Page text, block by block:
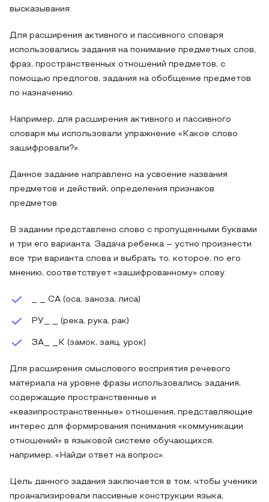
высказывания:
Для расширения активного и пассивного словаря
использовались задания на понимание предметных слов,
фраз, пространственных отношений предметов, с
помощью предлогов, задания на обобщение предметов
по назначению.
Например, для расширения активного и пассивного
словаря мы использовали упражнение «Какое слово
зашифровали?».
Данное задание направлено на усвоение названия
предметов и действий, определения признаков
предметов.
В задании представлено слово с пропущенными буквами
и три его варианта. Задача ребенка – устно произнести
все три варианта слова и выбрать то, которое, по его
мнению, соответствует «зашифрованному» слову.
_ _ СА (оса, заноза, лиса)
РУ_ _ (река, рука, рак)
ЗА_ _К (замок, заяц, урок)
Для расширения смыслового восприятия речевого
материала на уровне фразы использовались задания,
содержащие пространственные и
«квазипространственные» отношения, представляющие
интерес для формирования понимания «коммуникации
отношений» в языковой системе обучающихся,
например, «Найди ответ на вопрос».
Цель данного задания заключается в том, чтобы ученики
проанализировали пассивные конструкции языка,